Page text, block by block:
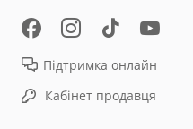
Підтримка онлайн
Кабінет продавця